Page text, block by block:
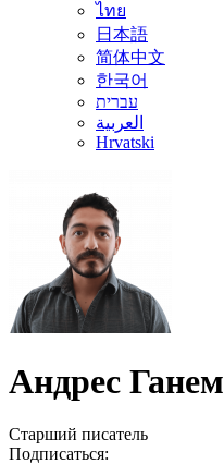
ไทย
日本語
简体中文
한국어
עברית
العربية
Hrvatski
Андрес Ганем
Старший писатель
Подписаться: